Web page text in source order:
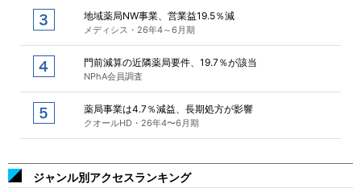
地域薬局NW事業、営業益19.5％減
メディシス・26年4～6月期
門前減算の近隣薬局要件、19.7％が該当
NPhA会員調査
薬局事業は4.7％減益、長期処方が影響
クオールHD・26年4〜6月期
ジャンル別アクセスランキング